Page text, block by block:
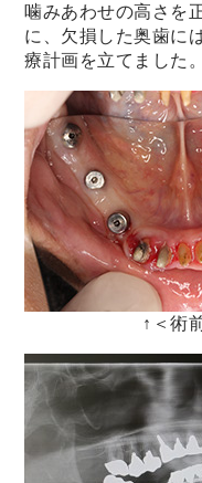
噛みあわせの高さを
に、 欠損した奥歯に
療計画を立てました。
↑＜術